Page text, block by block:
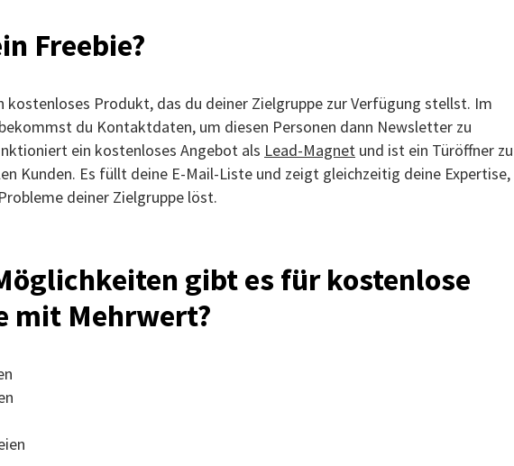
Freebie?
kostenloses Produkt, das du deiner Zielgruppe zur Verfügung stellst. Im
du Kontaktdaten, um diesen Personen dann Newsletter zu
ein kostenloses Angebot als Lead-Magnet und ist ein Türöffner zu
Kunden. Es füllt deine E-Mail-Liste und zeigt gleichzeitig deine Expertise,
deiner Zielgruppe löst.
gibt es für kostenlose
mit Mehrwert?